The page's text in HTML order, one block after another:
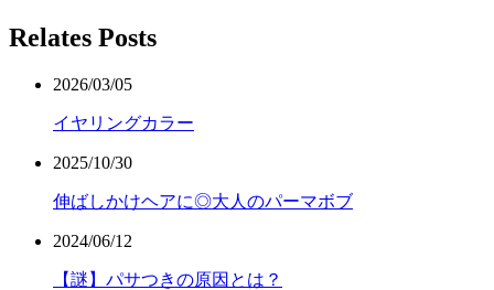
Relates Posts
2026/03/05
イヤリングカラー
2025/10/30
伸ばしかけヘアに◎大人のパーマボブ
2024/06/12
【謎】パサつきの原因とは？